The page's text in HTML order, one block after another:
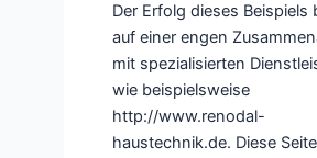
Der Erfolg dieses Beispiels
auf einer engen
mit spezialisierten
wie beispielsweise
http://www.renodal-
haustechnik.de. Diese